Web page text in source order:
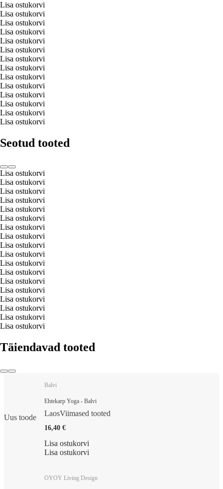
Lisa ostukorvi
Lisa ostukorvi
Lisa ostukorvi
Lisa ostukorvi
Lisa ostukorvi
Lisa ostukorvi
Lisa ostukorvi
Lisa ostukorvi
Lisa ostukorvi
Lisa ostukorvi
Lisa ostukorvi
Lisa ostukorvi
Lisa ostukorvi
Lisa ostukorvi
Seotud tooted
Lisa ostukorvi
Lisa ostukorvi
Lisa ostukorvi
Lisa ostukorvi
Lisa ostukorvi
Lisa ostukorvi
Lisa ostukorvi
Lisa ostukorvi
Lisa ostukorvi
Lisa ostukorvi
Lisa ostukorvi
Lisa ostukorvi
Lisa ostukorvi
Lisa ostukorvi
Lisa ostukorvi
Lisa ostukorvi
Lisa ostukorvi
Lisa ostukorvi
Täiendavad tooted
Uus toode
Balvi
Ehtekarp Yoga - Balvi
LaosViimased tooted
16,40 €
Lisa ostukorvi
Lisa ostukorvi
OYOY Living Design